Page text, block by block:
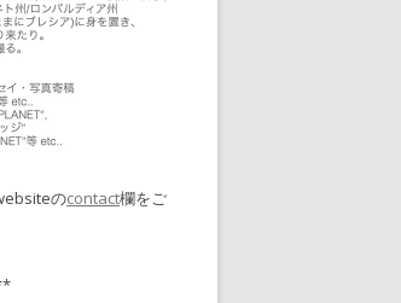
のcontact欄をご